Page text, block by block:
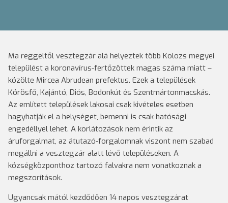
Ma reggeltől vesztegzár alá helyeztek több Kolozs megyei
települést a koronavírus-fertőzöttek magas száma miatt –
közölte Mircea Abrudean prefektus. Ezek a települések
Körösfő, Kajántó, Diós, Bodonkút és Szentmártonmacskás.
Az említett települések lakosai csak kivételes esetben
hagyhatják el a helységet, bemenni is csak hatósági
engedéllyel lehet. A korlátozások nem érintik az
áruforgalmat, az átutazó-forgalomnak viszont nem szabad
megállni a vesztegzár alatt lévő településeken. A
községközponthoz tartozó falvakra nem vonatkoznak a
megszorítások.
Ugyancsak mától kezdődően 14 napos vesztegzárat